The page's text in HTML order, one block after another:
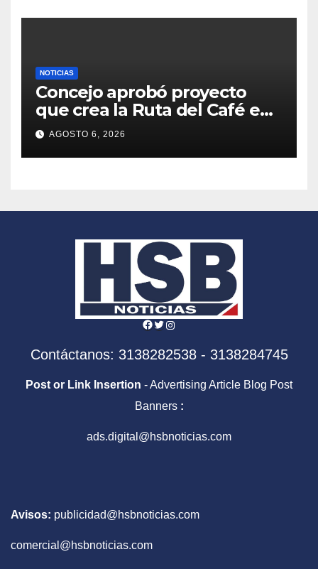
NOTICIAS
Concejo aprobó proyecto
que crea la Ruta del Café en
Bogotá
AGOSTO 6, 2026
Facebook
Twitter
Instagram
Contáctanos: 3138282538 - 3138284745
Post or Link Insertion - Advertising Article Blog Post
Banners :
ads.digital@hsbnoticias.com
Avisos: publicidad@hsbnoticias.com
comercial@hsbnoticias.com